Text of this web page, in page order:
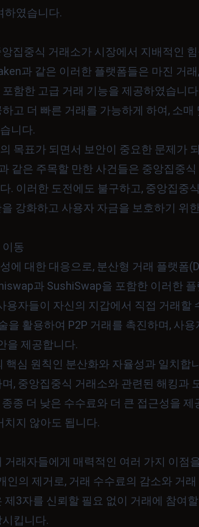
하였습니다.
집중식 거래소가 시장에서 지배적인
과 같은 이러한 플랫폼들은 마진 거래
함한 고급 거래 기능을 제공하였습니
고 더 빠른 거래를 가능하게 하여, 소매
니다.
목표가 되면서 보안이 중요한 문제가
같은 주목할 만한 사건들은 중앙집중
. 이러한 도전에도 불구하고, 중앙집중
강화하고 사용자 자금을 보호하기 위
동
에 대한 대응으로, 분산형 거래 플랫폼
과 SushiSwap을 포함한 이러한
용자들이 자신의 지갑에서 직접 거래할
을 활용하여 P2P 거래를 촉진하며, 사
을 제공합니다.
핵심 원칙인 분산화와 자율성과 일치합
, 중앙집중식 거래소와 관련된 해킹과
종 더 낮은 수수료와 더 큰 접근성을 제
치지 않아도 됩니다.
거래자들에게 매력적인 여러 가지 이점
인의 제거로, 거래 수수료의 감소와 거
3자를 신뢰할 필요 없이 거래에 참여
킵니다.